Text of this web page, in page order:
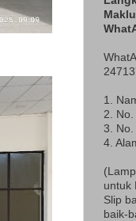
1.
2.
3. No.
4.
untuk
Slip
baik-